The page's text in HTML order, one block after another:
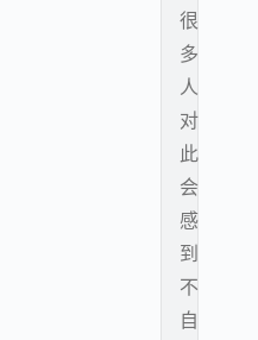
很
多
人
对
此
会
感
到
不
自